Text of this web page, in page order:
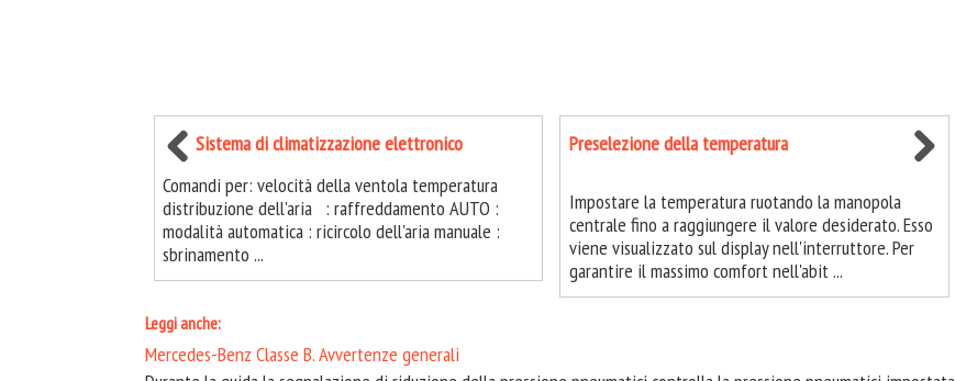
Sistema di climatizzazione elettronico
Comandi per: velocità della ventola temperatura
distribuzione dell'aria : raffreddamento AUTO :
modalità automatica : ricircolo dell'aria manuale :
sbrinamento ...
Preselezione della temperatura
Impostare la temperatura ruotando la manopola
centrale fino a raggiungere il valore desiderato. Esso
viene visualizzato sul display nell'interruttore. Per
garantire il massimo comfort nell'abit ...
Leggi anche:
Mercedes-Benz Classe B. Avvertenze generali